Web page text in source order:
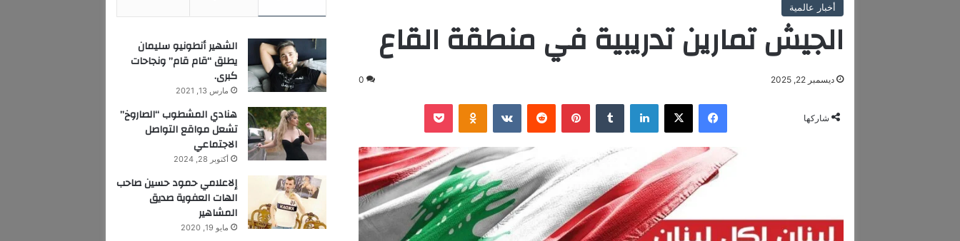
أخبار عالمية
الجيش تمارين تدريبية في منطقة القاع
ديسمبر 22, 2025 0
شاركها
فيسبوك ‫X لينكدإن ‏Tumblr بينتيريست ‏Reddit
‏VKontakte
Odnoklassniki
‫Pocket
الشهير أنطونيو سليمان
يطلق “قام قام” ونجاحات
كبرى.
مارس 13, 2021
هنادي المشطوب “الصاروخ”
تشعل مواقع التواصل
الاجتماعي
أكتوبر 28, 2024
إلاعلامي حمود حسين صاحب
الهات العفوية صديق
المشاهير
مايو 19, 2020